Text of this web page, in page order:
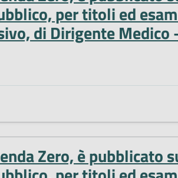
per titoli ed
di Dirigente
Zero, è pubblicato